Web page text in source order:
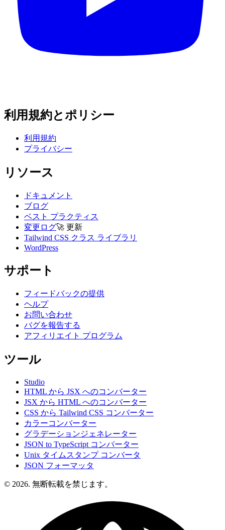
利用規約とポリシー
利用規約
プライバシー
リソース
ドキュメント
ブログ
ベスト プラクティス
変更ログ🚀 更新
Tailwind CSS クラス ライブラリ
WordPress
サポート
フィードバックの提供
ヘルプ
お問い合わせ
バグを報告する
アフィリエイト プログラム
ツール
Studio
HTML から JSX へのコンバーター
JSX から HTML へのコンバーター
CSS から Tailwind CSS コンバーター
カラーコンバーター
グラデーションジェネレーター
JSON to TypeScript コンバーター
Unix タイムスタンプ コンバータ
JSON フォーマッタ
© 2026. 無断転載を禁じます。